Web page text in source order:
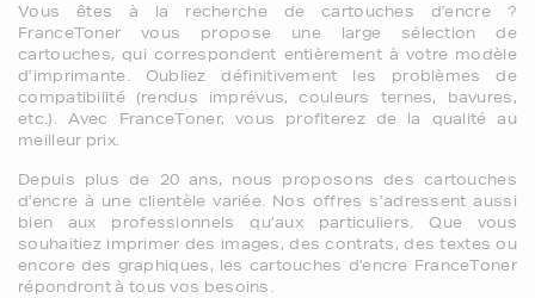
Vous êtes à la recherche de cartouches d’encre ?
FranceToner vous propose une large sélection de
cartouches, qui correspondent entièrement à votre modèle
d’imprimante. Oubliez définitivement les problèmes de
compatibilité (rendus imprévus, couleurs ternes, bavures,
etc.). Avec FranceToner, vous profiterez de la qualité au
meilleur prix.
Depuis plus de 20 ans, nous proposons des cartouches
d’encre à une clientèle variée. Nos offres s’adressent aussi
bien aux professionnels qu’aux particuliers. Que vous
souhaitiez imprimer des images, des contrats, des textes ou
encore des graphiques, les cartouches d’encre FranceToner
répondront à tous vos besoins.